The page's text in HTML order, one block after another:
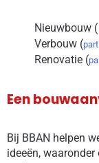
Nieuwbouw (
Verbouw (
Renovatie (
Een
Bij BBAN helpen
ideeën,